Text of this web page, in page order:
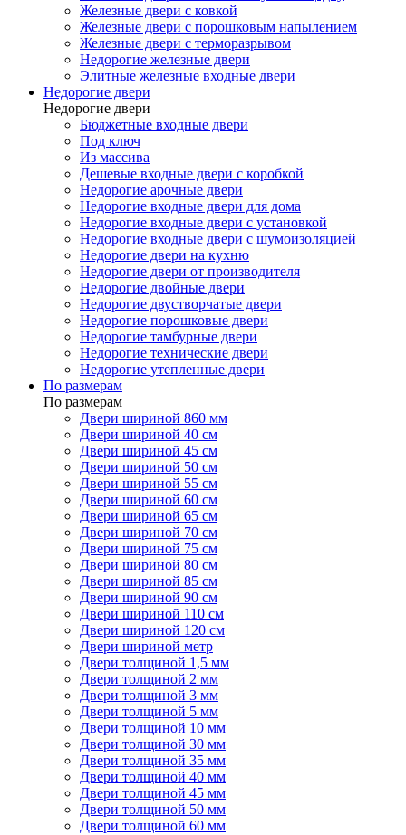
Железные двери с ковкой
Железные двери с порошковым напылением
Железные двери с терморазрывом
Недорогие железные двери
Элитные железные входные двери
Недорогие двери
Недорогие двери
Бюджетные входные двери
Под ключ
Из массива
Дешевые входные двери с коробкой
Недорогие арочные двери
Недорогие входные двери для дома
Недорогие входные двери с установкой
Недорогие входные двери с шумоизоляцией
Недорогие двери на кухню
Недорогие двери от производителя
Недорогие двойные двери
Недорогие двустворчатые двери
Недорогие порошковые двери
Недорогие тамбурные двери
Недорогие технические двери
Недорогие утепленные двери
По размерам
По размерам
Двери шириной 860 мм
Двери шириной 40 см
Двери шириной 45 см
Двери шириной 50 см
Двери шириной 55 см
Двери шириной 60 см
Двери шириной 65 см
Двери шириной 70 см
Двери шириной 75 см
Двери шириной 80 см
Двери шириной 85 см
Двери шириной 90 см
Двери шириной 110 см
Двери шириной 120 см
Двери шириной метр
Двери толщиной 1,5 мм
Двери толщиной 2 мм
Двери толщиной 3 мм
Двери толщиной 5 мм
Двери толщиной 10 мм
Двери толщиной 30 мм
Двери толщиной 35 мм
Двери толщиной 40 мм
Двери толщиной 45 мм
Двери толщиной 50 мм
Двери толщиной 60 мм